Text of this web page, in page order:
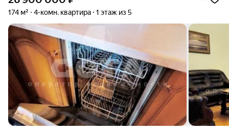
174 м² 4-комн. квартира 1 этаж из 5